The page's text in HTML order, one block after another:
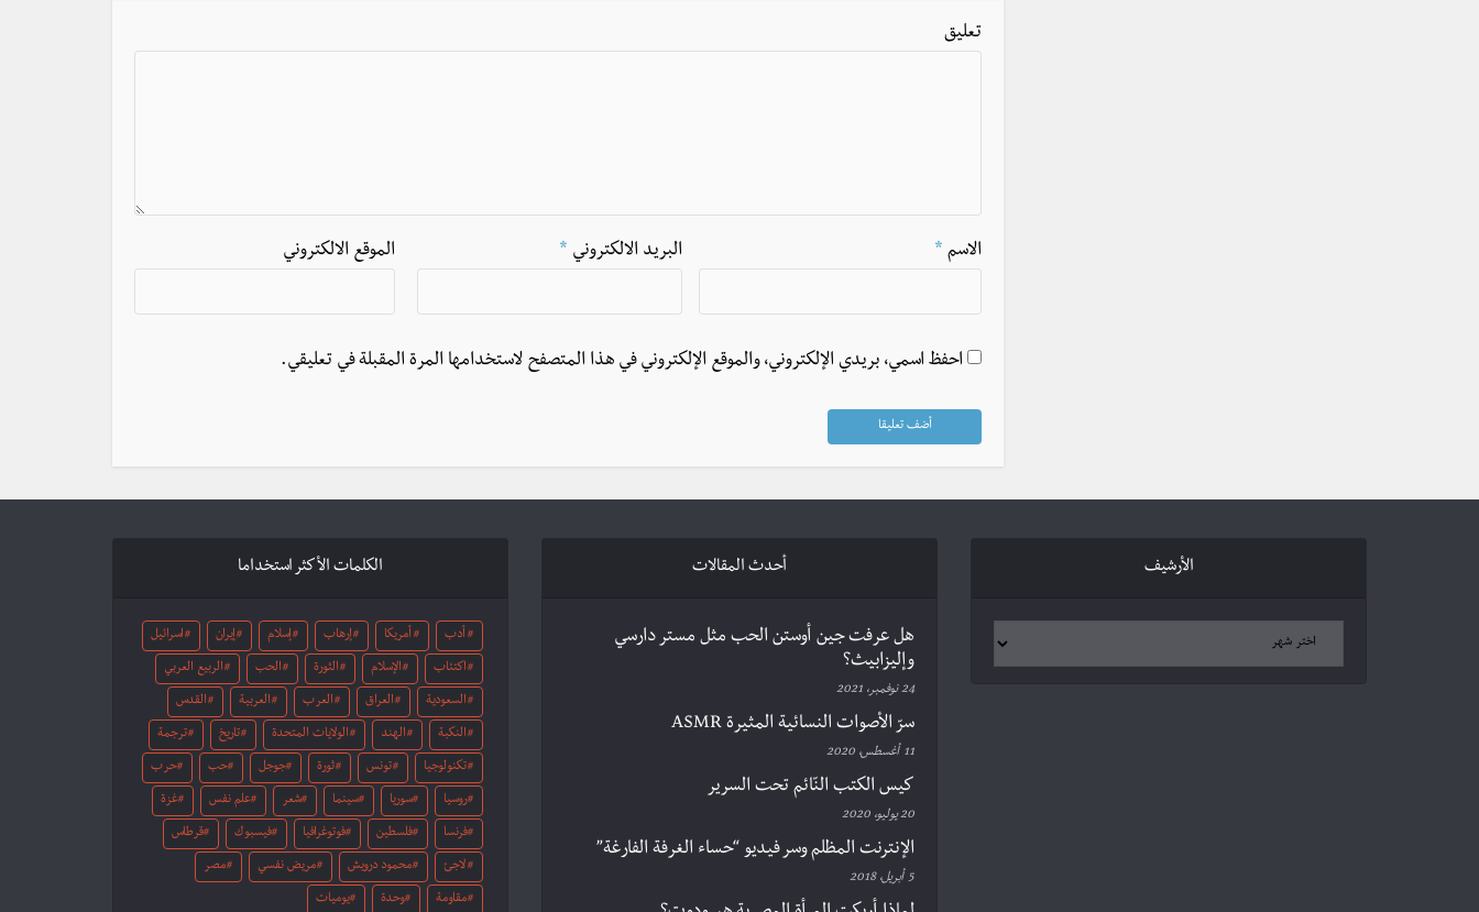
تعليق
الاسم * البريد الالكتروني * الموقع الالكتروني
احفظ اسمي، بريدي الإلكتروني، والموقع الإلكتروني في هذا المتصفح لاستخدامها المرة المقبلة في تعليقي.
الكلمات الأكثر استخداما
أدب أمريكا إرهاب إسلام إيران اسرائيل
اكتئاب الإسلام الثورة الحب الربيع العربي
السعودية العراق العرب العربية القدس
النكبة الهند الولايات المتحدة تاريخ ترجمة
تكنولوجيا تونس ثورة جوجل حب حرب
روسيا سوريا سينما شعر علم نفس غزة
فرنسا فلسطين فوتوغرافيا فيسبوك قرطاس
لاجئ محمود درويش مريض نفسي مصر
مقاومة وحدة يوميات
أحدث المقالات
هل عرفت جين أوستن الحب مثل مستر دارسي
وإليزابيث؟
24 نوفمبر، 2021
سرّ الأصوات النسائية المثيرة ASMR
11 أغسطس، 2020
كيس الكتب النّائم تحت السرير
20 يوليو، 2020
الإنترنت المظلم وسر فيديو “حساء الغرفة الفارغة”
5 أبريل، 2018
الأرشيف